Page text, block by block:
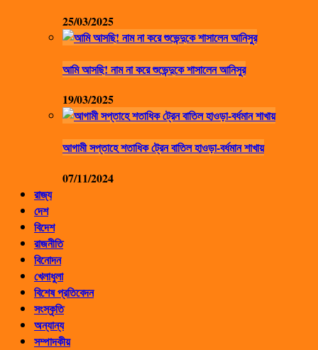
25/03/2025
আমি আসছি! নাম না করে শুভেন্দুকে শাসালেন আনিসুর
19/03/2025
আগামী সপ্তাহে শতাধিক ট্রেন বাতিল হাওড়া-বর্ধমান শাখায়
07/11/2024
রাজ্য
দেশ
বিদেশ
রাজনীতি
বিনোদন
খেলাধুলা
বিশেষ প্রতিবেদন
সংস্কৃতি
অন্যান্য
সম্পাদকীয়